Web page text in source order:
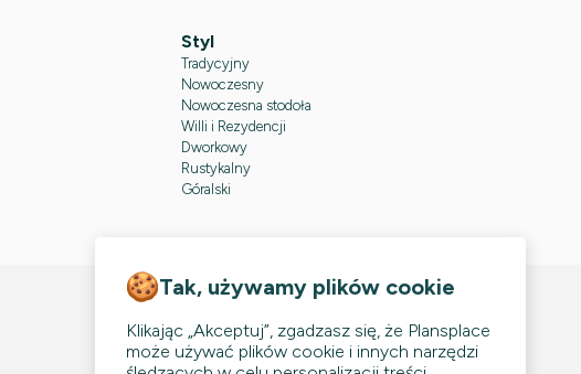
Styl
Tradycyjny
Nowoczesny
Nowoczesna stodoła
Willi i Rezydencji
Dworkowy
Rustykalny
Góralski
plansplace
Tak, używamy plików cookie
Klikając „Akceptuj”, zgadzasz się, że Plansplace
może używać plików cookie i innych narzędzi